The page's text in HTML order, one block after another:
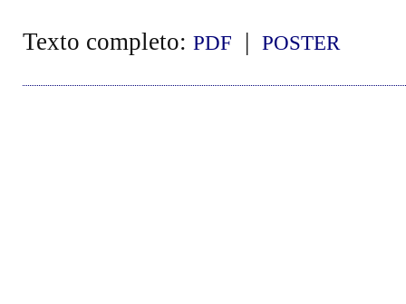
Texto completo: PDF | POSTER